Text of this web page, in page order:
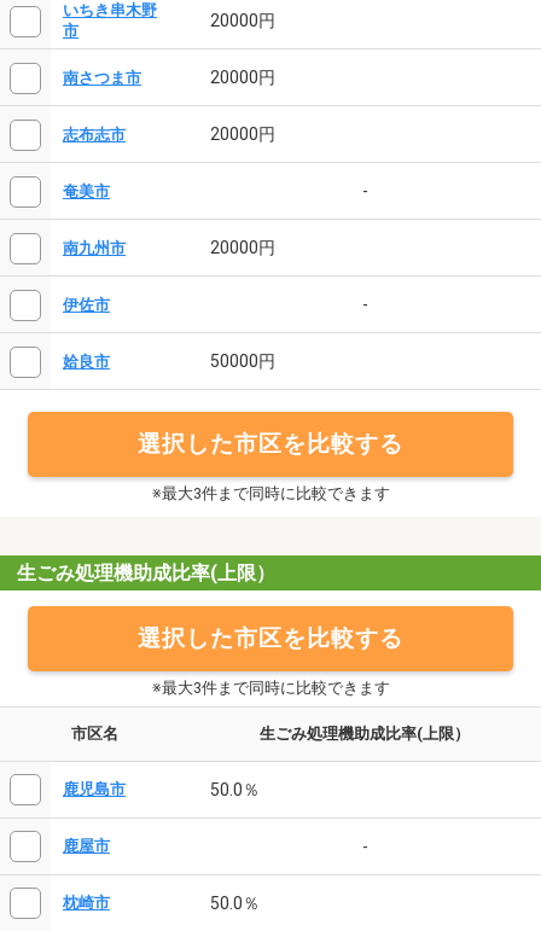
いちき串木野
市
20000円
南さつま市 20000円
志布志市 20000円
奄美市 -
南九州市 20000円
伊佐市 -
姶良市 50000円
選択した市区を比較する
※最大3件まで同時に比較できます
生ごみ処理機助成比率(上限）
選択した市区を比較する
※最大3件まで同時に比較できます
市区名 生ごみ処理機助成比率(上限）
鹿児島市 50.0％
鹿屋市 -
枕崎市 50.0％